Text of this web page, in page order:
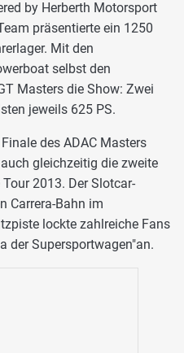
by Herberth Motorsport
präsentierte ein 1250
Mit den
selbst den
Masters die Show: Zwei
jeweils 625 PS.
des ADAC Masters
gleichzeitig die zweite
2013. Der Slotcar-
Carrera-Bahn im
lockte zahlreiche Fans
der Supersportwagen"an.